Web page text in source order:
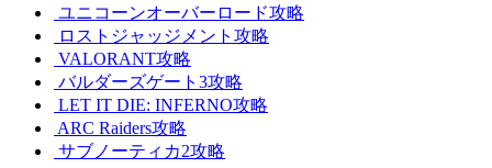
ユニコーンオーバーロード攻略
ロストジャッジメント攻略
VALORANT攻略
バルダーズゲート3攻略
LET IT DIE: INFERNO攻略
ARC Raiders攻略
サブノーティカ2攻略